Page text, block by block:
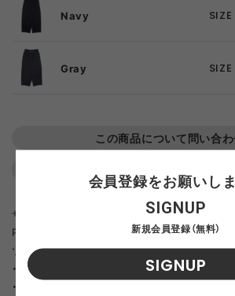
Navy SIZE
Gray SIZE
L
この商品について問い合
サマースーツに使用される梳毛のトロピカル
POLYESTERで表現した素材を使用したハ
ツ。軽量で軽い着用感かつ、綺麗めに見える
・ハイウエストデザイン
・裾のダーツにより、特徴的なシルエット
会員登録をお願いしま
SIGNUP
新規会員登録（無料）
SIGNUP